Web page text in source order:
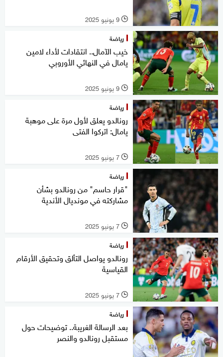
l 9 يونيو 2025
رياضة
خيب الآمال.. انتقادات لأداء لامين
يامال في النهائي الأوروبي
l 9 يونيو 2025
رياضة
رونالدو يعلق لأول مرة على موهبة
يامال: اتركوا الفتى
l 7 يونيو 2025
رياضة
"قرار حاسم" من رونالدو بشأن
مشاركته في مونديال الأندية
l 7 يونيو 2025
رياضة
رونالدو يواصل التألق وتحقيق الأرقام
القياسية
l 7 يونيو 2025
رياضة
بعد الرسالة الغريبة.. توضيحات حول
مستقبل رونالدو والنصر